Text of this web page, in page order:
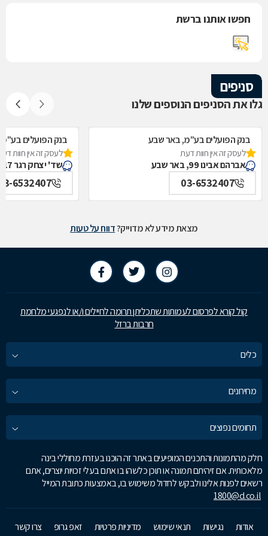
חפשו אותנו ברשת
סניפים
גלו את הסניפים הנוספים שלנו
בנק הפועלים בע"מ, באר שבע
לעסק זה אין חוות דעת
אברהם אבינו 99, באר שבע
03-6532407
בנק הפועלים
לעסק זה אין חוות
שד' יצחק רגר 17, באר שבע
6532407
מצאת מידע לא מדוייק?דווח על טעות
קול קורא לפרסום לעמותות שתכליתן תרומה לחיילים ו/או לנפגעי מלחמת
חרבות ברזל
כלים
מחירונים
תחומים נפוצים
חלק מהתמונות והתכנים המופיעים באתר זה הוכנו בעזרת מחוללי בינה
מלאכותית. אם זיהיתם תמונה או תוכן כלשהו בו אתם בעלי זכויות יוצרים, אתם
רשאים לפנות אלינו ולבקש לחדול משימוש בו, באמצעות כתובת המייל
1800@d.co.il
אודות נגישות תנאי שימוש מדיניות פרטיות זאפ גרופ צרו קשר